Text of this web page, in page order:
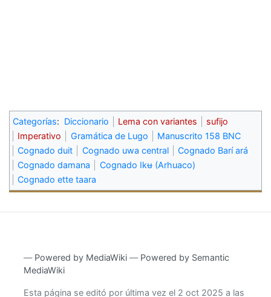
Categorías: Diccionario Lema con variantes
sufijo
Imperativo
Gramática de Lugo
Manuscrito 158 BNC
Cognado duit
Cognado uwa central
Cognado Barí ará
Cognado damana
Cognado Ikʉ (Arhuaco)
Cognado ette taara
― Powered by MediaWiki ― Powered by Semantic
MediaWiki
Esta página se editó por última vez el 2 oct 2025 a las